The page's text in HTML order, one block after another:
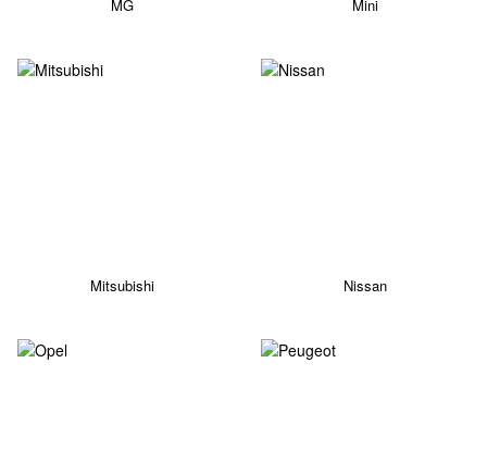
MG Mini
Mitsubishi Nissan